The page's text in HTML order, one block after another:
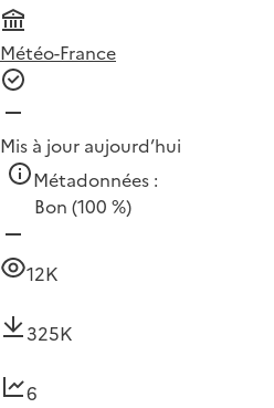
Météo-France
Mis à jour aujourd’hui
Métadonnées :
Bon (100 %)
12K
325K
6